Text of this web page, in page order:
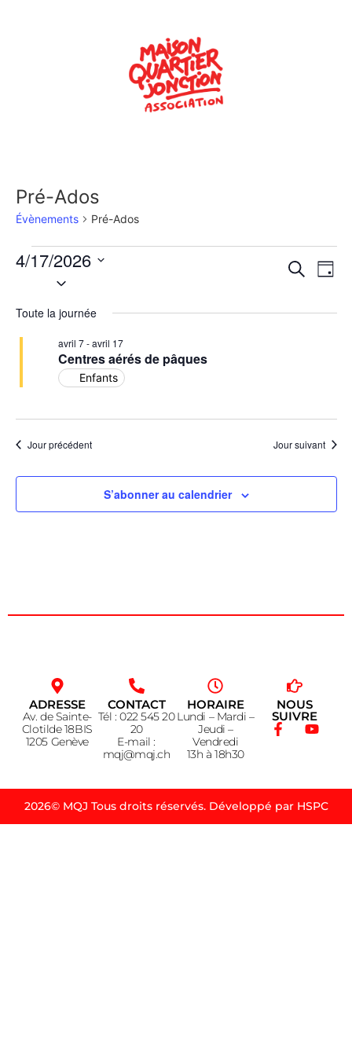
Pré-Ados
Évènements Pré-Ados
Recherche
Jour
4/17/2026
Sélectionnez
Toute la journée
Centres aérés de pâques
avril 7-avril 17
Enfants
Jour précédent Jour suivant
S’abonner au calendrier
ADRESSE
Av. de Sainte-
Clotilde 18BIS
1205 Genève
CONTACT
Tél : 022 545 20
20
E-mail :
mqj@mqj.ch
HORAIRE
Lundi – Mardi –
Jeudi –
Vendredi
13h à 18h30
NOUS
SUIVRE
2026© MQJ Tous droits réservés. Développé par HSPC